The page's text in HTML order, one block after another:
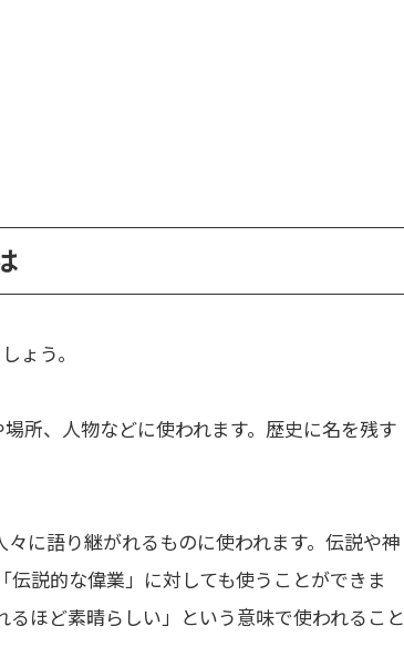
ょう。
所、人物などに使われます。歴史に名を残す
に語り継がれるものに使われます。伝説や神
説的な偉業」に対しても使うことができま
ほど素晴らしい」という意味で使われること